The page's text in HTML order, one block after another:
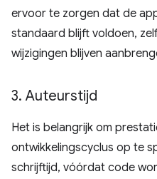
ervoor te zorgen dat de
standaard blijft voldoen,
wijzigingen blijven
3. Auteurstijd
Het is belangrijk om
ontwikkelingscyclus op te
schrijftijd, vóórdat code